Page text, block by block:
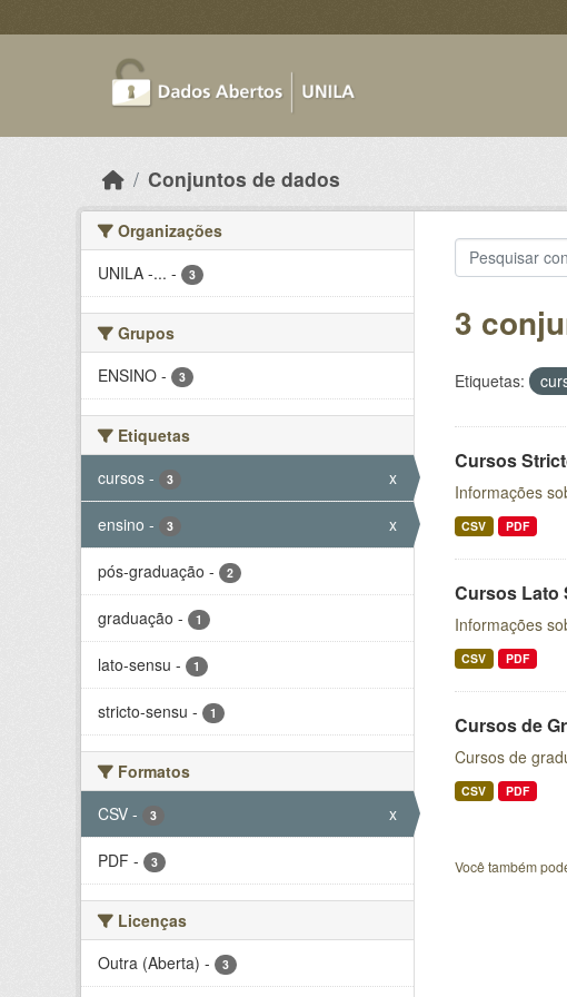
Conjuntos de dados
Organizações
UNILA -... - 3
Grupos
ENSINO - 3
Etiquetas
cursos - 3 x
ensino - 3 x
pós-graduação - 2
graduação - 1
lato-sensu - 1
stricto-sensu - 1
Formatos
CSV - 3 x
PDF - 3
Licenças
Outra (Aberta) - 3
3
Etiquetas:
Cursos
Informações
CSV PDF
Cursos Lato
Informações
CSV PDF
Cursos de
Cursos de
CSV PDF
Você também